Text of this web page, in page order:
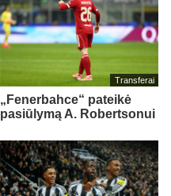
Transferai
„Fenerbahce“ pateikė
pasiūlymą A. Robertsonui